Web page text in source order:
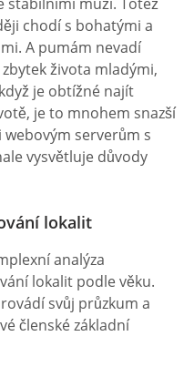
stabilními muži. Totéž
chodí s bohatými a
A pumám nevadí
života mladými,
je obtížné najít
je to mnohem snazší
serverům s
vysvětluje důvody
lokalit
analýza
lokalit podle věku.
svůj průzkum a
členské základní